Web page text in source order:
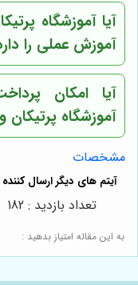
آیا آموزشگاه
آموزش عملی را
آیا امکان
آموزشگاه پرتیکان
مشخصات
به این مقاله امتیاز بدهید :
تعداد بازدید : 182